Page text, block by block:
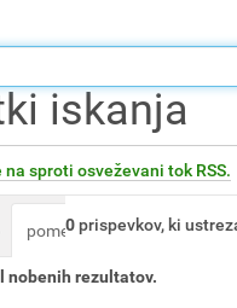
iskanja
na sproti osveževani tok RSS.
0prispevkov, ki
pomembnosti datumu
nobenih rezultatov.